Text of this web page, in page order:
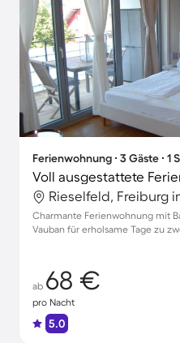
Ferienwohnung ∙ 3 Gäste ∙ 1
Voll ausgestattete
Rieselfeld, Freiburg
Charmante Ferienwohnung mit
Vauban für erholsame Tage zu
ab 68 €
pro Nacht
5.0